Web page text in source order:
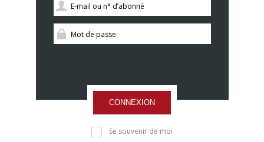
CONNEXION
Se souvenir de moi